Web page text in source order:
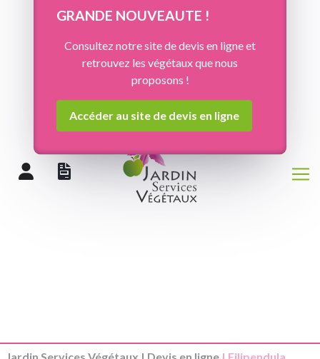
GRANDE NOUVEAUTE !
Consultez notre site de devis en ligne et
retrouvez les végétaux que nous
proposons !
Accéder au site de devis en ligne
Panneau de gestion des cookies